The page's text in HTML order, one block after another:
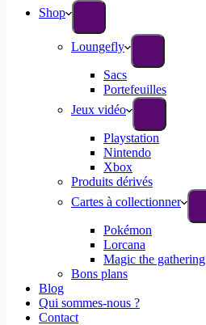
Shop
Loungefly
Sacs
Portefeuilles
Jeux vidéo
Playstation
Nintendo
Xbox
Produits dérivés
Cartes à collectionner
Pokémon
Lorcana
Magic the gathering
Bons plans
Blog
Qui sommes-nous ?
Contact